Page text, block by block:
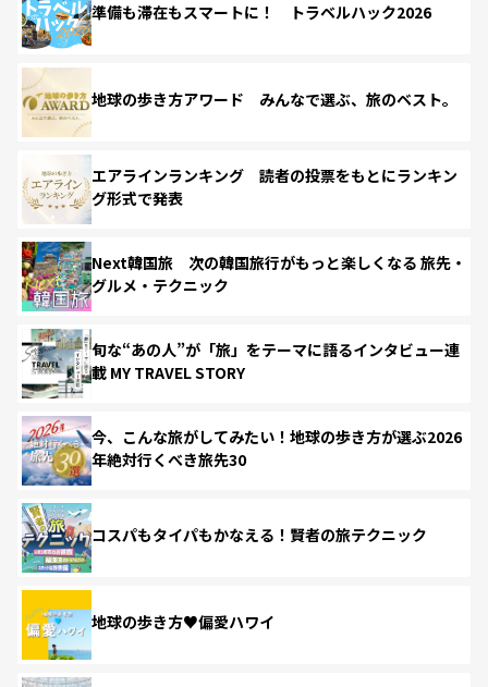
準備も滞在もスマートに！ トラベルハック2026
地球の歩き方アワード みんなで選ぶ、旅のベスト。
エアラインランキング 読者の投票をもとにランキン
グ形式で発表
Next韓国旅 次の韓国旅行がもっと楽しくなる 旅先・
グルメ・テクニック
旬な“あの人”が「旅」をテーマに語るインタビュー連
載 MY TRAVEL STORY
今、こんな旅がしてみたい！地球の歩き方が選ぶ2026
年絶対行くべき旅先30
コスパもタイパもかなえる！賢者の旅テクニック
地球の歩き方♥偏愛ハワイ